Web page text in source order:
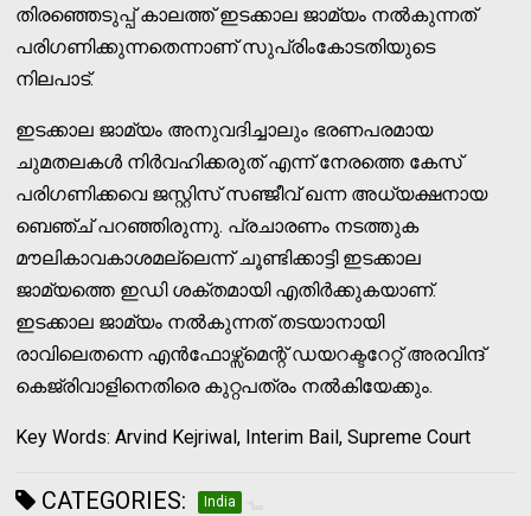
തിരഞ്ഞെടുപ്പ് കാലത്ത് ഇടക്കാല ജാമ്യം നല്‍കുന്നത്
പരിഗണിക്കുന്നതെന്നാണ് സുപ്രിംകോടതിയുടെ
നിലപാട്.
ഇടക്കാല ജാമ്യം അനുവദിച്ചാലും ഭരണപരമായ
ചുമതലകള്‍ നിര്‍വഹിക്കരുത് എന്ന് നേരത്തെ കേസ്
പരിഗണിക്കവെ ജസ്റ്റിസ് സഞ്ജീവ് ഖന്ന അധ്യക്ഷനായ
ബെഞ്ച് പറഞ്ഞിരുന്നു. പ്രചാരണം നടത്തുക
മൗലികാവകാശമല്ലെന്ന് ചൂണ്ടിക്കാട്ടി ഇടക്കാല
ജാമ്യത്തെ ഇഡി ശക്തമായി എതിര്‍ക്കുകയാണ്.
ഇടക്കാല ജാമ്യം നല്‍കുന്നത് തടയാനായി
രാവിലെതന്നെ എന്‍ഫോഴ്സ്മെന്റ് ഡയറക്ടറേറ്റ് അരവിന്ദ്
കെജ്രിവാളിനെതിരെ കുറ്റപത്രം നല്‍കിയേക്കും.
Key Words: Arvind Kejriwal, Interim Bail, Supreme Court
CATEGORIES: India